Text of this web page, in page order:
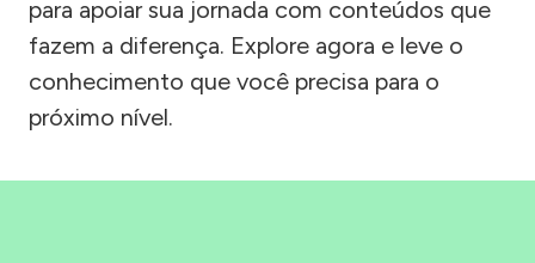
para apoiar sua jornada com conteúdos que
fazem a diferença. Explore agora e leve o
conhecimento que você precisa para o
próximo nível.